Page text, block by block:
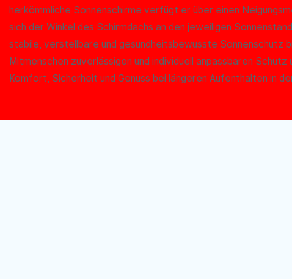
herkömmliche Sonnenschirme verfügt er über einen
sich der Winkel des Schirmdachs an den jeweiligen
stabile, verstellbare und gesundheitsbewusste Sonnenschutz
Mitmenschen zuverlässigen und individuell anpassbaren
Komfort, Sicherheit und Genuss bei längeren Aufenthalten in